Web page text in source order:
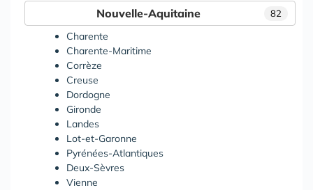
82
Nouvelle-Aquitaine
Charente
Charente-Maritime
Corrèze
Creuse
Dordogne
Gironde
Landes
Lot-et-Garonne
Pyrénées-Atlantiques
Deux-Sèvres
Vienne